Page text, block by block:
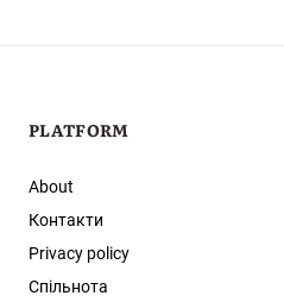
PLATFORM
About
Контакти
Privacy policy
Спільнота